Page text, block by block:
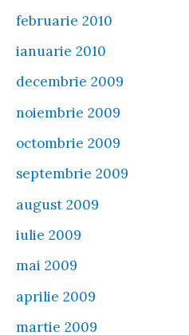
februarie 2010
ianuarie 2010
decembrie 2009
noiembrie 2009
octombrie 2009
septembrie 2009
august 2009
iulie 2009
mai 2009
aprilie 2009
martie 2009